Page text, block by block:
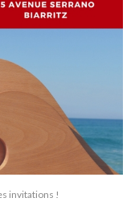
invitations !